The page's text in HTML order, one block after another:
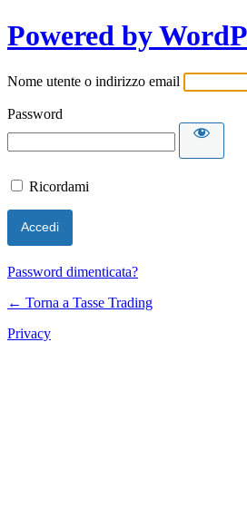
Powered by
Nome utente o indirizzo email
Password
Ricordami
Password dimenticata?
← Torna a Tasse Trading
Privacy